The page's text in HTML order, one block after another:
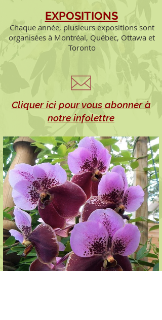
EXPOSITIONS
Chaque année, plusieurs expositions sont
organisées à Montréal, Québec, Ottawa et
Toronto
Cliquer ici pour vous abonner à
notre infolettre